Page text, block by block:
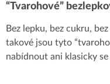
“Tvarohové”
Bez lepku, bez cukru,
takové jsou tyto
nabídnout ani klasicky se